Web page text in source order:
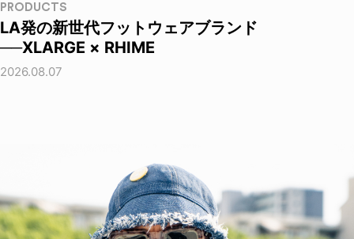
PRODUCTS
LA発の新世代フットウェアブランド
──XLARGE × RHIME
2026.08.07